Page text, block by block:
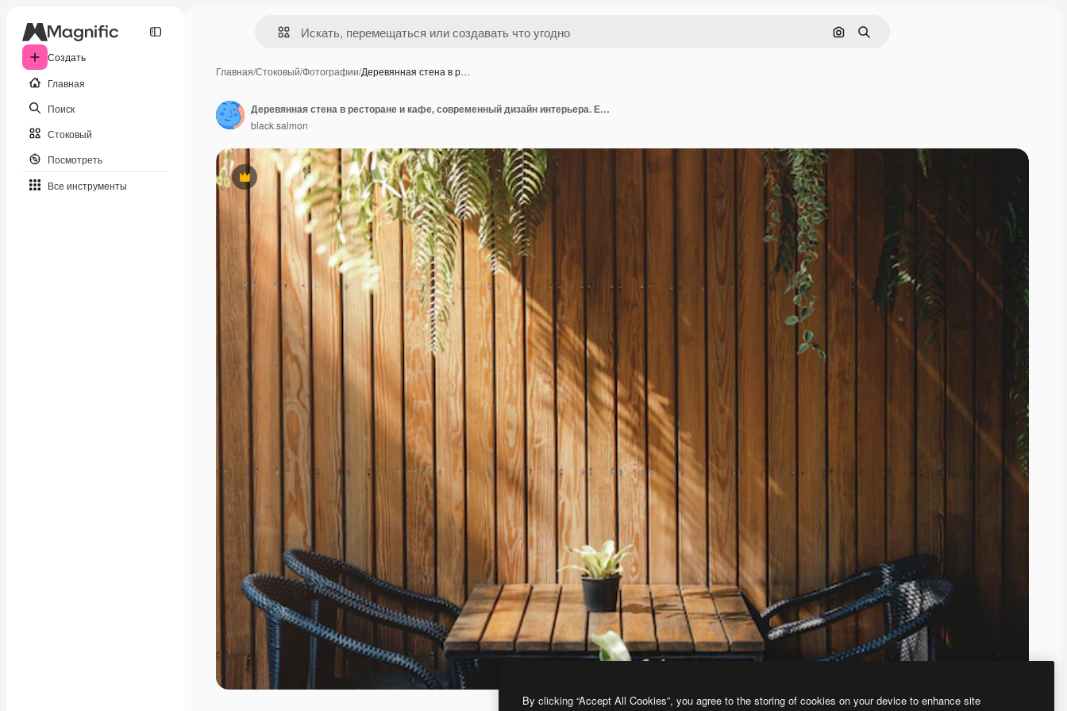
Создать
Главная
Поиск
Стоковый
Посмотреть
Все инструменты
Поиск по изображению
Поиск
Главная/Стоковый/Фотографии/Деревянная стена в р…
Премиум
Деревянная стена в ресторане и кафе, современный дизайн интерьера. Естественный дневной свет
black.salmon
By clicking “Accept All Cookies”, you agree to the storing of cookies on your device to enhance site